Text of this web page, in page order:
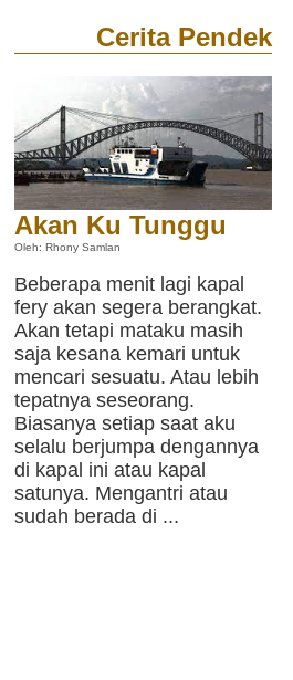
Cerita Pendek
Akan Ku Tunggu
Oleh: Rhony Samlan
Beberapa menit lagi kapal
fery akan segera berangkat.
Akan tetapi mataku masih
saja kesana kemari untuk
mencari sesuatu. Atau lebih
tepatnya seseorang.
Biasanya setiap saat aku
selalu berjumpa dengannya
di kapal ini atau kapal
satunya. Mengantri atau
sudah berada di ...